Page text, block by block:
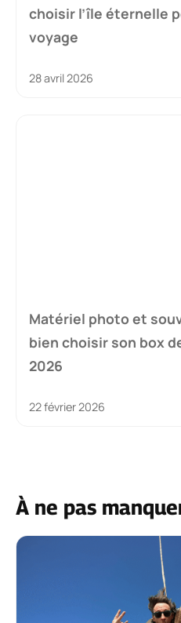
choisir l’île éternelle
voyage
28 avril 2026
Matériel photo et
bien choisir son box
2026
22 février 2026
À ne pas